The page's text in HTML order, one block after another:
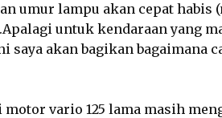
umur lampu akan cepat habis
Apalagi untuk kendaraan yang
saya akan bagikan bagaimana
motor vario 125 lama masih